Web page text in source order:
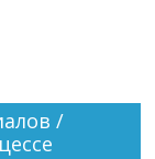
/